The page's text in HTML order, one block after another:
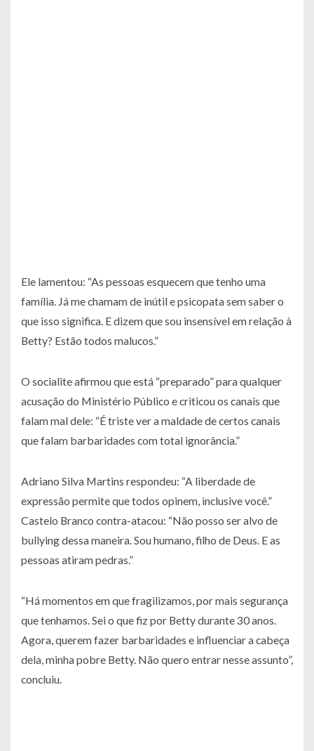
Ele lamentou: “As pessoas esquecem que tenho uma
família. Já me chamam de inútil e psicopata sem saber o
que isso significa. E dizem que sou insensível em relação à
Betty? Estão todos malucos.”
O socialite afirmou que está “preparado” para qualquer
acusação do Ministério Público e criticou os canais que
falam mal dele: “É triste ver a maldade de certos canais
que falam barbaridades com total ignorância.”
Adriano Silva Martins respondeu: “A liberdade de
expressão permite que todos opinem, inclusive você.”
Castelo Branco contra-atacou: “Não posso ser alvo de
bullying dessa maneira. Sou humano, filho de Deus. E as
pessoas atiram pedras.”
“Há momentos em que fragilizamos, por mais segurança
que tenhamos. Sei o que fiz por Betty durante 30 anos.
Agora, querem fazer barbaridades e influenciar a cabeça
dela, minha pobre Betty. Não quero entrar nesse assunto”,
concluiu.